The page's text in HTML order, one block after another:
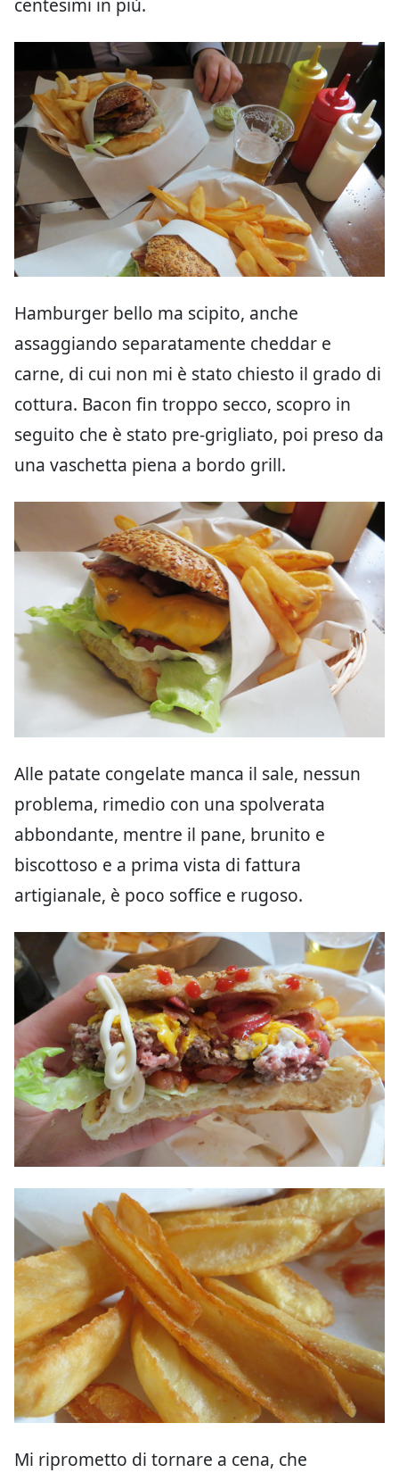
Hamburger bello ma scipito, anche
assaggiando separatamente cheddar e
carne, di cui non mi è stato chiesto il grado di
cottura. Bacon fin troppo secco, scopro in
seguito che è stato pre-grigliato, poi preso da
una vaschetta piena a bordo grill.
Alle patate congelate manca il sale, nessun
problema, rimedio con una spolverata
abbondante, mentre il pane, brunito e
biscottoso e a prima vista di fattura
artigianale, è poco soffice e rugoso.
Mi riprometto di tornare a cena, che